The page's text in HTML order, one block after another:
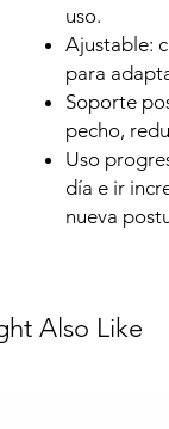
uso.
Ajustable:
para
Soporte
pecho,
Uso
día e ir
nueva
Also Like